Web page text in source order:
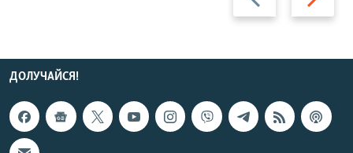
ДОЛУЧАЙСЯ!